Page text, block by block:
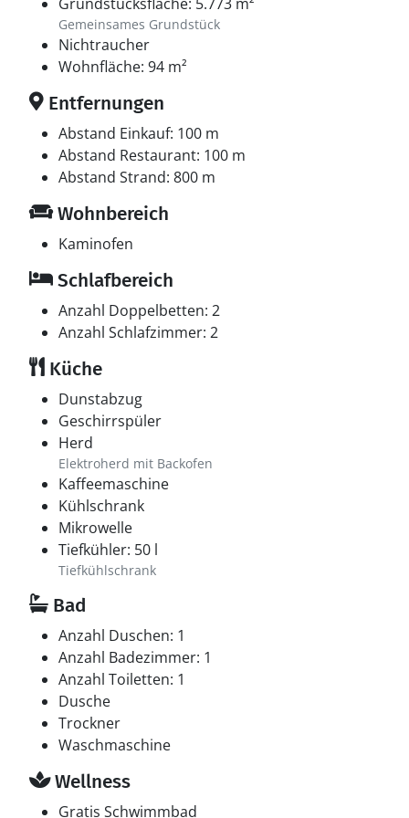
Landschaft der gesamten Gegend. Blåvand selbst
bietet eine schöne Atmosphäre für die ganze Familie
mit guten Einkaufsmöglichkeiten, Restaurants und
Cafés. Schöne Ausflugsziele sind die Domstadt Ribe,
Esbjerg mit dem Fischerei- und Seefahrtmuseum und
natürlich Legoland, eine gute Stunde Autofahrt von
hier. Siehe auch A3027, A3332, A3464, A3482, A3485,
A3486, A3492, A3466, A3503, A3510, A3536, A3538 und
A3552.
Gemeinsames Grundstück
Nichtraucher
Wohnfläche: 94 m²
Entfernungen
Abstand Einkauf: 100 m
Abstand Restaurant: 100 m
Abstand Strand: 800 m
Wohnbereich
Kaminofen
Schlafbereich
Anzahl Doppelbetten: 2
Anzahl Schlafzimmer: 2
Küche
Dunstabzug
Geschirrspüler
Herd
Elektroherd mit Backofen
Kaffeemaschine
Kühlschrank
Mikrowelle
Tiefkühler: 50 l
Tiefkühlschrank
Bad
Anzahl Duschen: 1
Anzahl Badezimmer: 1
Anzahl Toiletten: 1
Dusche
Trockner
Waschmaschine
Wellness
Gratis Schwimmbad